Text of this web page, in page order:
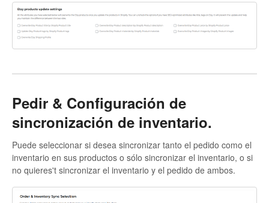
Pedir & Configuración de
sincronización de inventario.
Puede seleccionar si desea sincronizar tanto el pedido como el
inventario en sus productos o sólo sincronizar el inventario, o si
no quieres't sincronizar el inventario y el pedido de ambos.